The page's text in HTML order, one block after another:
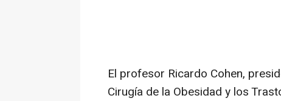
El profesor Ricardo Cohen,
Cirugía de la Obesidad y los